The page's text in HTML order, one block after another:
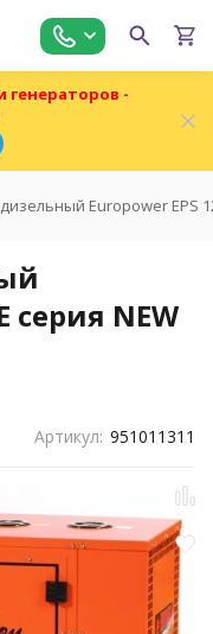
генераторов -
Europower EPS
серия NEW
Артикул: 951011311